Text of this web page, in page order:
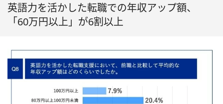
英語力を活かした転職での年収アップ額、
「60万円以上」が6割以上